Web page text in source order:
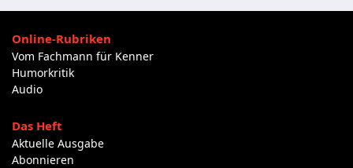
Online-Rubriken
Vom Fachmann für Kenner
Humorkritik
Audio
Das Heft
Aktuelle Ausgabe
Abonnieren